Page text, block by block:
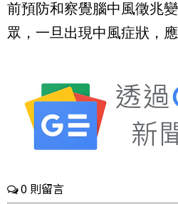
前預防和察覺腦中風徵兆
眾，一旦出現中風症狀，應